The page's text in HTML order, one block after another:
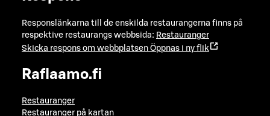
Responslänkarna till de enskilda restaurangerna finns på
respektive restaurangs webbsida: Restauranger
Skicka respons om webbplatsen Öppnas i ny flik
Raflaamo.fi
Restauranger
Restauranger på kartan